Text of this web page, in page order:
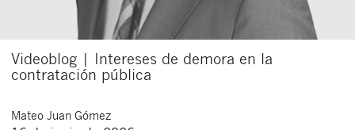
Videoblog | Intereses de demora en la
contratación pública
Mateo Juan Gómez